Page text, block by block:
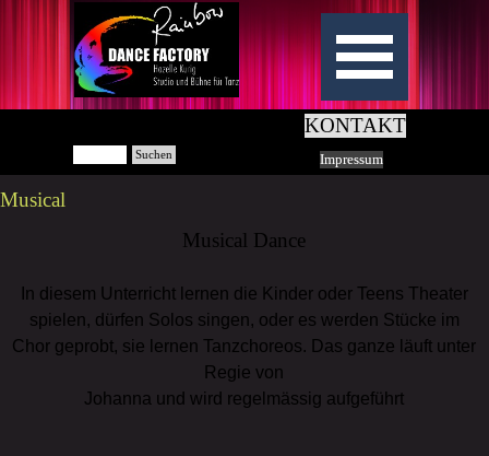
Suchen
KONTAKT
Impressum
Musical
Musical Dance
In diesem Unterricht lernen die Kinder oder Teens Theater
spielen, dürfen Solos singen, oder es werden Stücke im
Chor geprobt, sie lernen Tanzchoreos. Das ganze läuft unter
Regie von
Johanna und wird regelmässig aufgeführt